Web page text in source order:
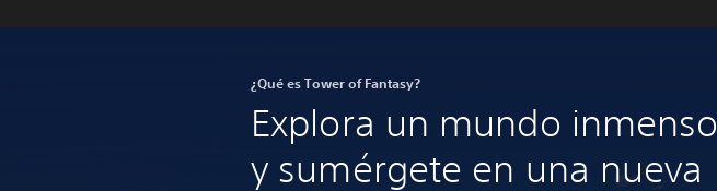
¿Qué es Tower of Fantasy?
Explora un mundo inmenso
y sumérgete en una nueva